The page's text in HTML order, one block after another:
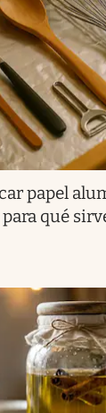
papel
qué